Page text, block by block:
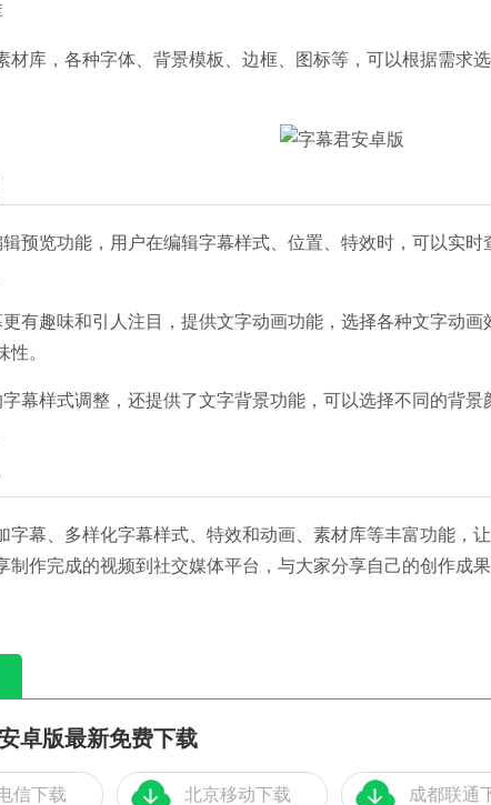
材库，各种字体、背景模板、边框、图标等，可以根据需求
预览功能，用户在编辑字幕样式、位置、特效时，可以实
有趣味和引人注目，提供文字动画功能，选择各种文字动
性。
幕样式调整，还提供了文字背景功能，可以选择不同的背
字幕、多样化字幕样式、特效和动画、素材库等丰富功能，
制作完成的视频到社交媒体平台，与大家分享自己的创作成果
卓版最新免费下载
信下载 北京移动下载 成都联通